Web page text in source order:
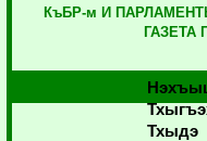
КъБР-м И
ГАЗЕТА
Тхыдэ